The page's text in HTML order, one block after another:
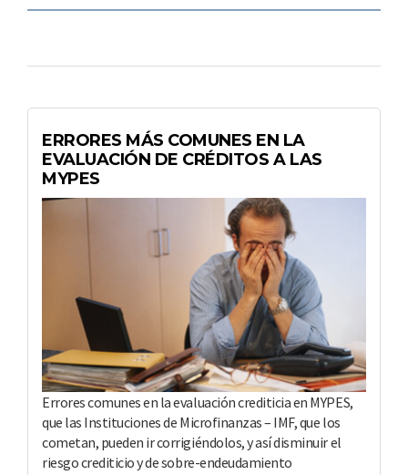
ERRORES MÁS COMUNES EN LA
EVALUACIÓN DE CRÉDITOS A LAS
MYPES
Errores comunes en la evaluación crediticia en MYPES,
que las Instituciones de Microfinanzas – IMF, que los
cometan, pueden ir corrigiéndolos, y así disminuir el
riesgo crediticio y de sobre-endeudamiento